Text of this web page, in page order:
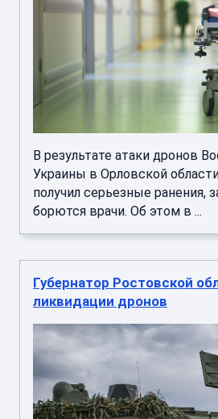
В результате атаки дронов
Украины в Орловской
получил серьезные ранения,
борются врачи. Об этом в ...
Губернатор Ростовской
ликвидации дронов